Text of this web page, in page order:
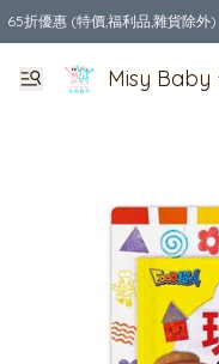
65折優惠 (特價,福利品,雜貨除外)
全店購物滿$550，免運費
Misy Baby